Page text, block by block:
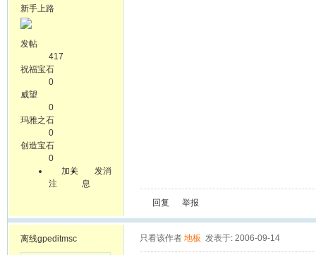
新手上路
发帖
417
祝福宝石
0
威望
0
玛雅之石
0
创造宝石
0
加关
注
发消
息
回复 举报
离线gpeditmsc 只看该作者 地板 发表于: 2006-09-14